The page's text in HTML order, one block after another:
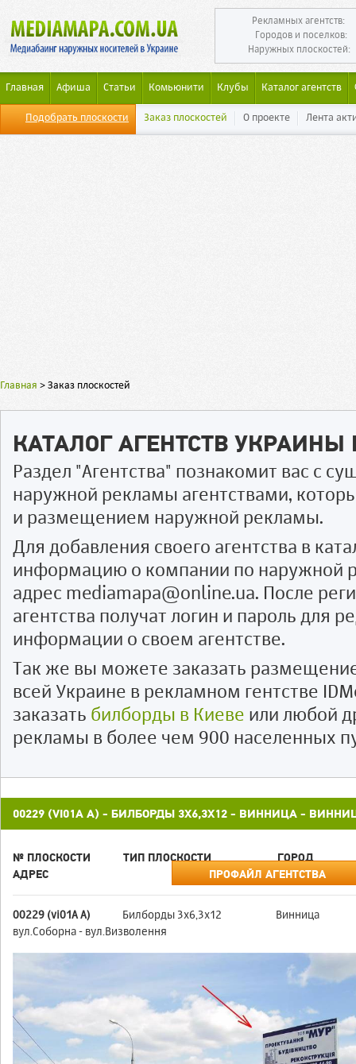
Рекламных агентств:
Городов и поселков:
Наружных плоскостей:
Главная Афиша Статьи Комьюнити Клубы Каталог агентств
Подобрать плоскости Заказ плоскостей О проекте Лента
Главная > Заказ плоскостей
КАТАЛОГ АГЕНТСТВ
Раздел "Агентства" познакомит вас с
наружной рекламы агентствами,
и размещением наружной рекламы.
Для добавления своего агентства в
информацию о компании по наружной
адрес mediamapa@online.ua. После
агентства получат логин и пароль для
информации о своем агентстве.
Так же вы можете заказать
всей Украине в рекламном гентстве
заказать билборды в Киеве или любой
рекламы в более чем 900 населенных
00229 (VI01А А) - БИЛБОРДЫ 3X6,3X12 - ВИННИЦА -
№ ПЛОСКОСТИ ТИП ПЛОСКОСТИ
ГОРОД
АДРЕС
ПРОФАЙЛ АГЕНТСТВА
00229 (vi01А А) Билборды 3x6,3x12
Винница
вул.Соборна - вул.Визволення